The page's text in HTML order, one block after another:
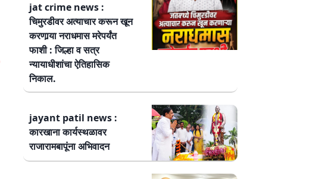
jat crime news :
चिमुरडीवर अत्याचार करून खून
करणार्‍या नराधमास मरेपर्यंत
फाशी : जिल्हा व सत्र
न्यायाधीशांचा ऐतिहासिक
निकाल.
jayant patil news :
कारखाना कार्यस्थळावर
राजारामबापूंना अभिवादन